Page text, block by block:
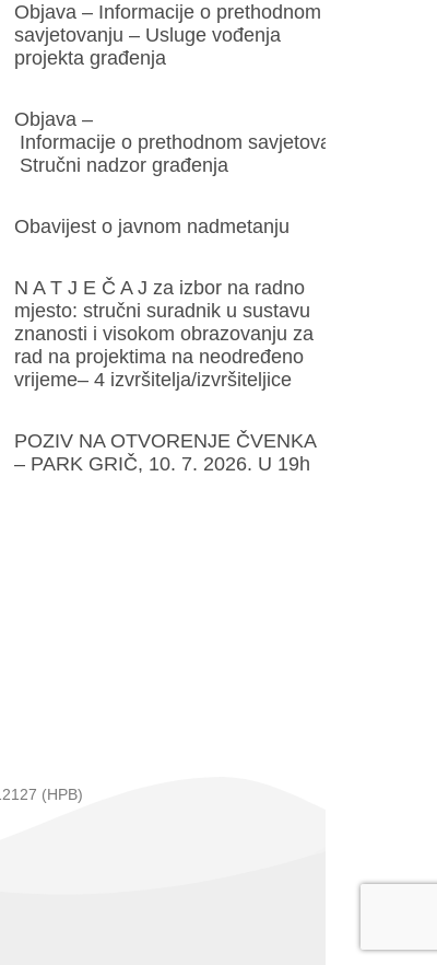
Objava – Informacije o prethodnom
savjetovanju – Usluge vođenja
projekta građenja
Objava –
Informacije o prethodnom savjetovanju –
Stručni nadzor građenja
Obavijest o javnom nadmetanju
N A T J E Č A J za izbor na radno
mjesto: stručni suradnik u sustavu
znanosti i visokom obrazovanju za
rad na projektima na neodređeno
vrijeme– 4 izvršitelja/izvršiteljice
POZIV NA OTVORENJE ČVENKA
– PARK GRIČ, 10. 7. 2026. U 19h
(HPB)